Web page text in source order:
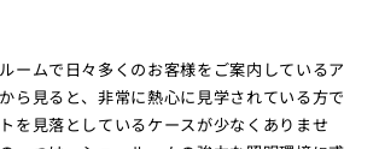
ームで日々多くのお客様をご案内しているア
ら見ると、非常に熱心に見学されている方で
を見落としているケースが少なくありませ